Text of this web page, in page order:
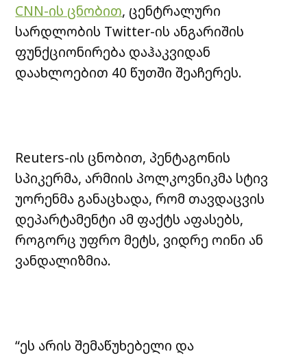
CNN-ის ცნობით, ცენტრალური
სარდლობის Twitter-ის ანგარიშის
ფუნქციონირება დაჰაკვიდან
დაახლოებით 40 წუთში შეაჩერეს.
Reuters-ის ცნობით, პენტაგონის
სპიკერმა, არმიის პოლკოვნიკმა სტივ
უორენმა განაცხადა, რომ თავდაცვის
დეპარტამენტი ამ ფაქტს აფასებს,
როგორც უფრო მეტს, ვიდრე ოინი ან
ვანდალიზმია.
“ეს არის შემაწუხებელი და